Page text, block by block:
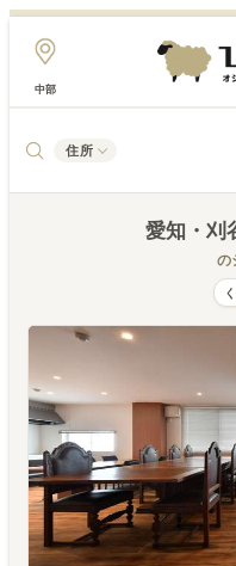
中部
住所
愛知 ・刈
の